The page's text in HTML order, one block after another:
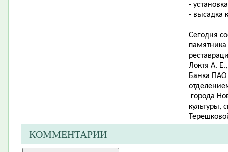
-
- высадка
Сегодня
Локтя А.
Банка
города
культуры,
КОММЕНТАРИИ